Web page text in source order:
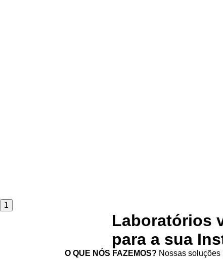
1
Laboratórios
para a sua
O QUE NÓS FAZEMOS? Nossas